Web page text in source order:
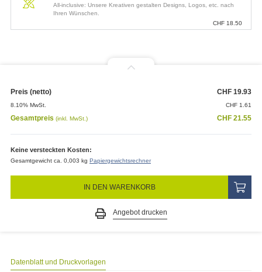
All-inclusive: Unsere Kreativen gestalten Designs, Logos, etc. nach
Ihren Wünschen.
CHF 18.50
Preis (netto) CHF 19.93
8.10% MwSt. CHF 1.61
Gesamtpreis (inkl. MwSt.) CHF 21.55
Keine versteckten Kosten:
Gesamtgewicht ca. 0,003 kg Papiergewichtsrechner
IN DEN WARENKORB
Angebot drucken
Datenblatt und Druckvorlagen